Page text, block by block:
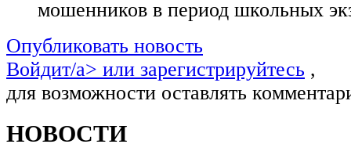
мошенников в период школьных
Опубликовать новость
Войдит/a> или зарегистрируйтесь ,
для возможности оставлять
НОВОСТИ